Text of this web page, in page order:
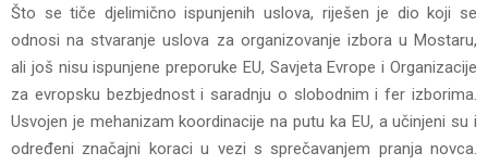
Što se tiče djelimično ispunjenih uslova, riješen je dio koji se
odnosi na stvaranje uslova za organizovanje izbora u Mostaru,
ali još nisu ispunjene preporuke EU, Savjeta Evrope i Organizacije
za evropsku bezbjednost i saradnju o slobodnim i fer izborima.
Usvojen je mehanizam koordinacije na putu ka EU, a učinjeni su i
određeni značajni koraci u vezi s sprečavanjem pranja novca.